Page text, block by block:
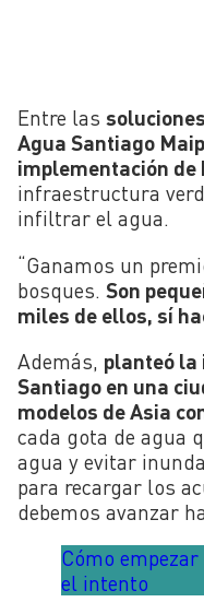
Entre las
Agua Santiago
implementación de
infraestructura
infiltrar el agua.
“Ganamos un
bosques. Son
miles de ellos, sí
Además, planteó
Santiago en una
modelos de Asia
cada gota de agua
agua y evitar
para recargar los
debemos avanzar
Cómo
el intento